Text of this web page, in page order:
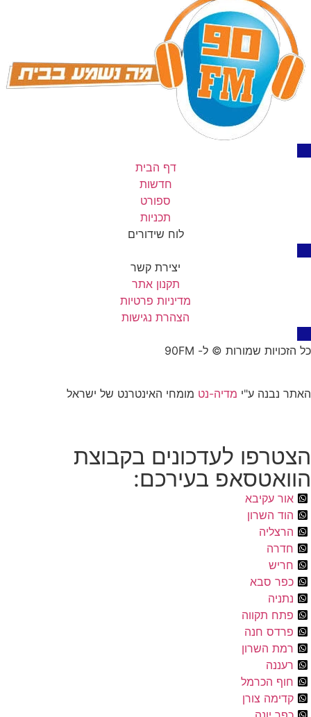
דף הבית
חדשות
ספורט
תכניות
לוח שידורים
יצירת קשר
תקנון אתר
מדיניות פרטיות
הצהרת נגישות
כל הזכויות שמורות © ל- 90FM
האתר נבנה ע"י מדיה-נט מומחי האינטרנט של ישראל
הצטרפו לעדכונים בקבוצת
הוואטסאפ בעירכם:
אור עקיבא
הוד השרון
הרצליה
חדרה
חריש
כפר סבא
נתניה
פתח תקווה
פרדס חנה
רמת השרון
רעננה
חוף הכרמל
קדימה צורן